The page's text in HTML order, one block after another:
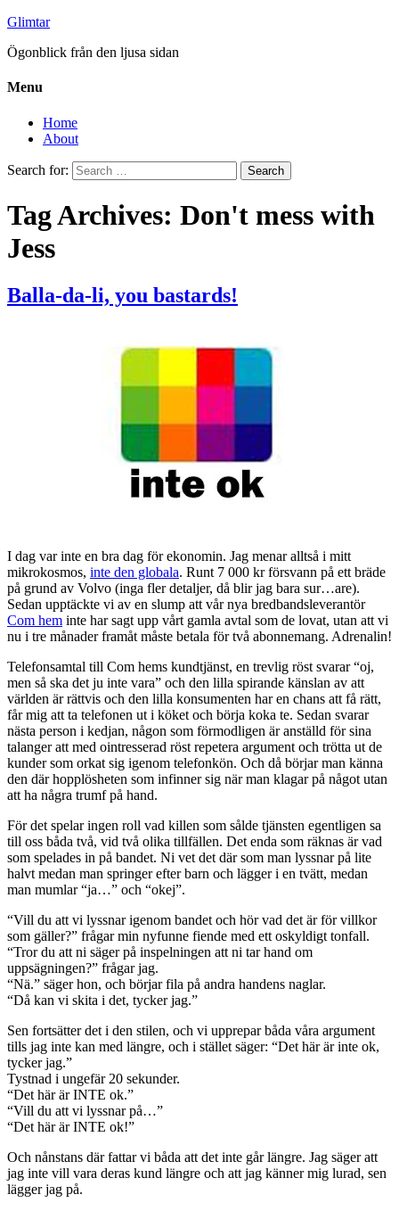
Glimtar
Ögonblick från den ljusa sidan
Menu
Home
About
Search for:
Tag Archives: Don't mess with
Jess
Balla-da-li, you bastards!
I dag var inte en bra dag för ekonomin. Jag menar alltså i mitt
mikrokosmos, inte den globala. Runt 7 000 kr försvann på ett bräde
på grund av Volvo (inga fler detaljer, då blir jag bara sur…are).
Sedan upptäckte vi av en slump att vår nya bredbandsleverantör
Com hem inte har sagt upp vårt gamla avtal som de lovat, utan att vi
nu i tre månader framåt måste betala för två abonnemang. Adrenalin!
Telefonsamtal till Com hems kundtjänst, en trevlig röst svarar “oj,
men så ska det ju inte vara” och den lilla spirande känslan av att
världen är rättvis och den lilla konsumenten har en chans att få rätt,
får mig att ta telefonen ut i köket och börja koka te. Sedan svarar
nästa person i kedjan, någon som förmodligen är anställd för sina
talanger att med ointresserad röst repetera argument och trötta ut de
kunder som orkat sig igenom telefonkön. Och då börjar man känna
den där hopplösheten som infinner sig när man klagar på något utan
att ha några trumf på hand.
För det spelar ingen roll vad killen som sålde tjänsten egentligen sa
till oss båda två, vid två olika tillfällen. Det enda som räknas är vad
som spelades in på bandet. Ni vet det där som man lyssnar på lite
halvt medan man springer efter barn och lägger i en tvätt, medan
man mumlar “ja…” och “okej”.
“Vill du att vi lyssnar igenom bandet och hör vad det är för villkor
som gäller?” frågar min nyfunne fiende med ett oskyldigt tonfall.
“Tror du att ni säger på inspelningen att ni tar hand om
uppsägningen?” frågar jag.
“Nä.” säger hon, och börjar fila på andra handens naglar.
“Då kan vi skita i det, tycker jag.”
Sen fortsätter det i den stilen, och vi upprepar båda våra argument
tills jag inte kan med längre, och i stället säger: “Det här är inte ok,
tycker jag.”
Tystnad i ungefär 20 sekunder.
“Det här är INTE ok.”
“Vill du att vi lyssnar på…”
“Det här är INTE ok!”
Och nånstans där fattar vi båda att det inte går längre. Jag säger att
jag inte vill vara deras kund längre och att jag känner mig lurad, sen
lägger jag på.